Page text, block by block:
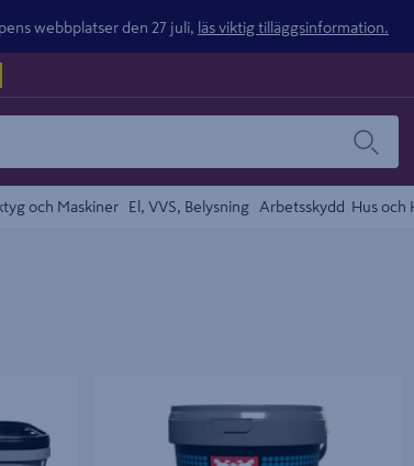
webbplatser den 27 juli, läs viktig tilläggsinformation.
och Maskiner El, VVS, Belysning Arbetsskydd Hus och